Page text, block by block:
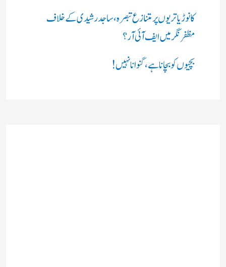
کانوڑ یاتریوں پر متنازع تبصرہ، ساجد رشیدی کے خلاف
مظفرنگر میں ایف آئی آر؟
بچیوں کو بچانا ہے، گنوانا نہیں!